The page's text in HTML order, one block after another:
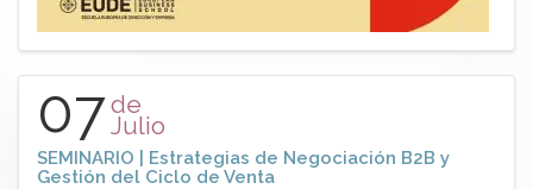
07de
Julio
SEMINARIO | Estrategias de Negociación B2B y
Gestión del Ciclo de Venta